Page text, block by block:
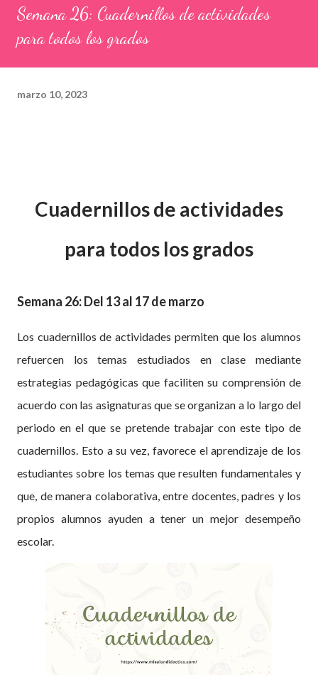
Semana 26: Cuadernillos de actividades
para todos los grados
marzo 10, 2023
Cuadernillos de actividades
para todos los grados
Semana 26: Del 13 al 17 de marzo
Los cuadernillos de actividades permiten que los alumnos
refuercen los temas estudiados en clase mediante
estrategias pedagógicas que faciliten su comprensión de
acuerdo con las asignaturas que se organizan a lo largo del
periodo en el que se pretende trabajar con este tipo de
cuadernillos. Esto a su vez, favorece el aprendizaje de los
estudiantes sobre los temas que resulten fundamentales y
que, de manera colaborativa, entre docentes, padres y los
propios alumnos ayuden a tener un mejor desempeño
escolar.